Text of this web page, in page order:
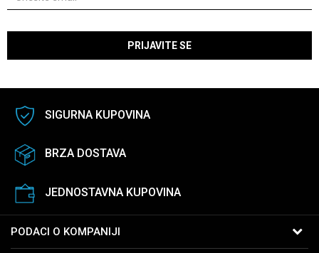
PRIJAVITE SE
SIGURNA KUPOVINA
BRZA DOSTAVA
JEDNOSTAVNA KUPOVINA
PODACI O KOMPANIJI